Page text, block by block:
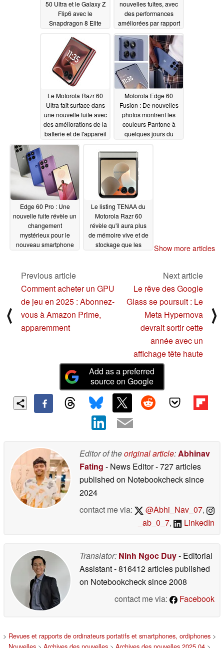
50 Ultra et le Galaxy Z
Flip6 avec le
Snapdragon 8 Elite
nouvelles fuites, avec
des performances
améliorées par rapport
04/02/2025
Le Motorola Razr 60
Ultra fait surface dans
une nouvelle fuite avec
des améliorations de la
batterie et de l'appareil
photo révélées
Motorola Edge 60
Fusion : De nouvelles
photos montrent les
couleurs Pantone à
quelques jours du
Edge 60 Pro : Une
nouvelle fuite révèle un
changement
mystérieux pour le
nouveau smartphone
Le listing TENAA du
Motorola Razr 60
révèle qu'il aura plus
de mémoire vive et de
stockage que les
Show more articles
⟨
Previous article
Comment acheter un GPU
de jeu en 2025 : Abonnez-
vous à Amazon Prime,
apparemment
Next article
Le rêve des Google
Glass se poursuit : Le
Meta Hypernova
devrait sortir cette
année avec un
affichage tête haute
⟩
Add as a preferred
source on Google
Editor of theoriginal article:Abhinav
Fating - News Editor- 727 articles
published on Notebookchecksince
2024
contact me via:
@Abhi_Nav_07,
_ab_0_7, LinkedIn
Translator: Ninh Ngoc Duy- Editorial
Assistant- 816412 articles published
on Notebookchecksince 2008
contact me via:
Facebook
> Revues et rapports de ordinateurs portatifs et smartphones, ordiphones >